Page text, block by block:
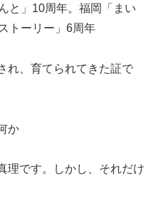
と」10周年。福岡「まい
トーリー」6周年
れ、育てられてきた証で
か
です。しかし、それだけ